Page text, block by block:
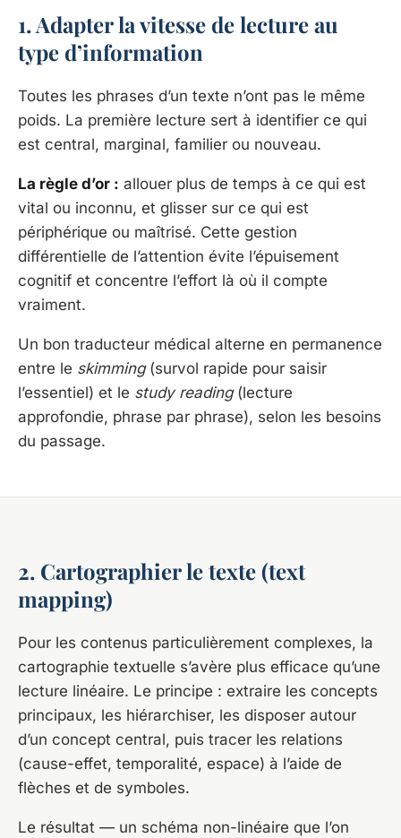
1. Adapter la vitesse de lecture au
type d’information
Toutes les phrases d’un texte n’ont pas le même
poids. La première lecture sert à identifier ce qui
est central, marginal, familier ou nouveau.
La règle d’or : allouer plus de temps à ce qui est
vital ou inconnu, et glisser sur ce qui est
périphérique ou maîtrisé. Cette gestion
différentielle de l’attention évite l’épuisement
cognitif et concentre l’effort là où il compte
vraiment.
Un bon traducteur médical alterne en permanence
entre le skimming(survol rapide pour saisir
l’essentiel) et le study reading(lecture
approfondie, phrase par phrase), selon les besoins
du passage.
2. Cartographier le texte (text
mapping)
Pour les contenus particulièrement complexes, la
cartographie textuelle s’avère plus efficace qu’une
lecture linéaire. Le principe : extraire les concepts
principaux, les hiérarchiser, les disposer autour
d’un concept central, puis tracer les relations
(cause-effet, temporalité, espace) à l’aide de
flèches et de symboles.
Le résultat — un schéma non-linéaire que l’on